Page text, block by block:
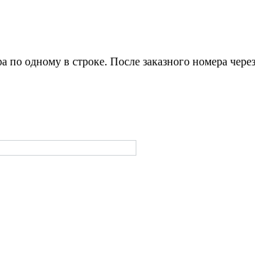
одному в строке. После заказного номера